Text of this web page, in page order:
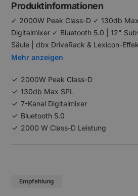
Produktinformationen
✓ 2000W Peak Class-D ✓ 130db
Digitalmixer ✓ Bluetooth 5.0 | 12"
Säule | dbx DriveRack & Lexicon-
Mehr anzeigen
2000W Peak Class-D
130db Max SPL
7-Kanal Digitalmixer
Bluetooth 5.0
2000 W Class-D Leistung
Empfehlung